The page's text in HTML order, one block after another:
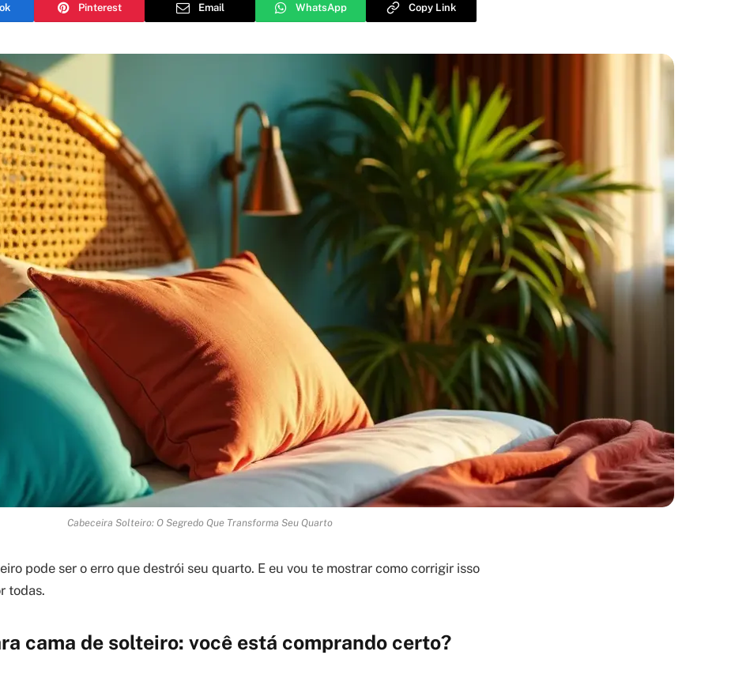
Pinterest Email WhatsApp Copy Link
Cabeceira Solteiro: O Segredo Que Transforma Seu Quarto
pode ser o erro que destrói seu quarto. E eu vou te mostrar como corrigir isso
todas.
cama de solteiro: você está comprando certo?